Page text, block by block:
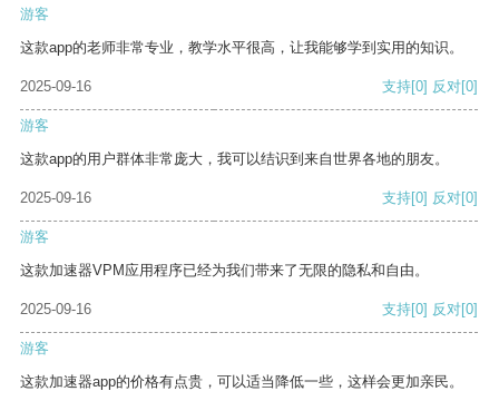
游客
这款app的老师非常专业，教学水平很高，让我能够学到实用的知识。
2025-09-16 支持[0] 反对[0]
游客
这款app的用户群体非常庞大，我可以结识到来自世界各地的朋友。
2025-09-16 支持[0] 反对[0]
游客
这款加速器VPM应用程序已经为我们带来了无限的隐私和自由。
2025-09-16 支持[0] 反对[0]
游客
这款加速器app的价格有点贵，可以适当降低一些，这样会更加亲民。